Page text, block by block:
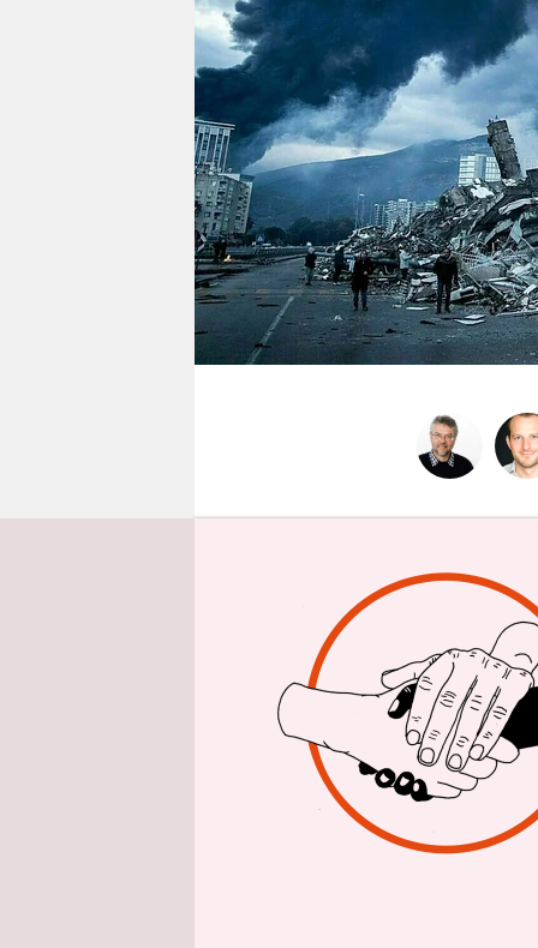
verlag
verlag
veranstaltungen
shop
fragen & hilfe
unterstützen
abo
genossenschaft
Mehrere
ruft
verlassen“.
Die Szene
gelegene